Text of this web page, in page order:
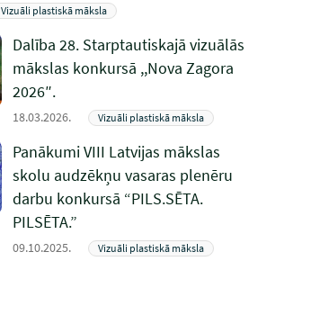
Vizuāli plastiskā māksla
Dalība 28. Starptautiskajā vizuālās
mākslas konkursā ,,Nova Zagora
2026″.
18.03.2026. Vizuāli plastiskā māksla
Panākumi VIII Latvijas mākslas
skolu audzēkņu vasaras plenēru
darbu konkursā “PILS.SĒTA.
PILSĒTA.”
09.10.2025. Vizuāli plastiskā māksla